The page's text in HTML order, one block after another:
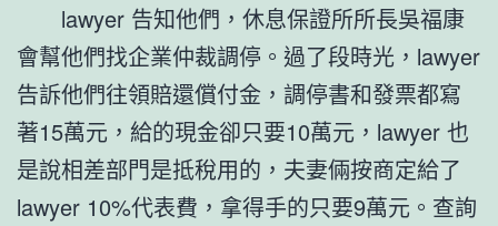
lawyer 告知他們，休息保證所所長吳福康
會幫他們找企業仲裁調停。過了段時光，lawyer
告訴他們往領賠還償付金，調停書和發票都寫
著15萬元，給的現金卻只要10萬元，lawyer 也
是說相差部門是抵稅用的，夫妻倆按商定給了
lawyer 10%代表費，拿得手的只要9萬元。查詢